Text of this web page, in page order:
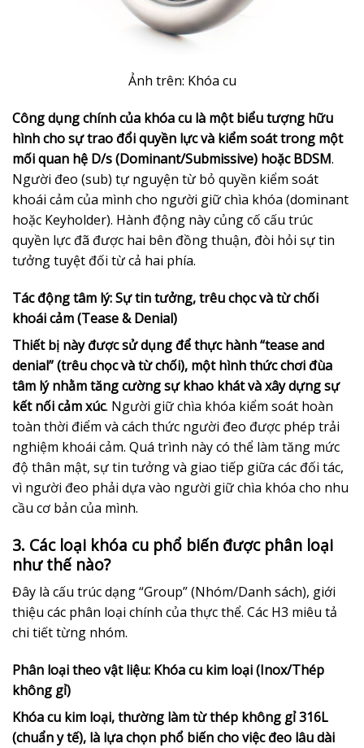
Ảnh trên: Khóa cu
Công dụng chính của khóa cu là một biểu tượng hữu
hình cho sự trao đổi quyền lực và kiểm soát trong một
mối quan hệ D/s (Dominant/Submissive) hoặc BDSM.
Người đeo (sub) tự nguyện từ bỏ quyền kiểm soát
khoái cảm của mình cho người giữ chìa khóa (dominant
hoặc Keyholder). Hành động này củng cố cấu trúc
quyền lực đã được hai bên đồng thuận, đòi hỏi sự tin
tưởng tuyệt đối từ cả hai phía.
Tác động tâm lý: Sự tin tưởng, trêu chọc và từ chối
khoái cảm (Tease & Denial)
Thiết bị này được sử dụng để thực hành “tease and
denial” (trêu chọc và từ chối), một hình thức chơi đùa
tâm lý nhằm tăng cường sự khao khát và xây dựng sự
kết nối cảm xúc. Người giữ chìa khóa kiểm soát hoàn
toàn thời điểm và cách thức người đeo được phép trải
nghiệm khoái cảm. Quá trình này có thể làm tăng mức
độ thân mật, sự tin tưởng và giao tiếp giữa các đối tác,
vì người đeo phải dựa vào người giữ chìa khóa cho nhu
cầu cơ bản của mình.
3. Các loại khóa cu phổ biến được phân loại
như thế nào?
Đây là cấu trúc dạng “Group” (Nhóm/Danh sách), giới
thiệu các phân loại chính của thực thể. Các H3 miêu tả
chi tiết từng nhóm.
Phân loại theo vật liệu: Khóa cu kim loại (Inox/Thép
không gỉ)
Khóa cu kim loại, thường làm từ thép không gỉ 316L
(chuẩn y tế), là lựa chọn phổ biến cho việc đeo lâu dài